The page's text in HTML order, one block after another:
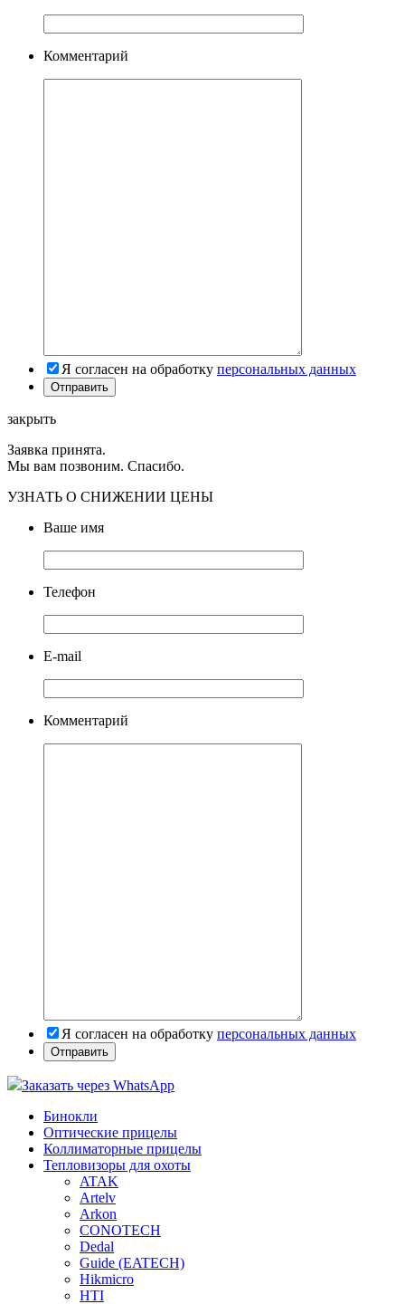
Комментарий
Я согласен на обработку персональных данных
закрыть
Заявка принята.
Мы вам позвоним. Спасибо.
УЗНАТЬ О СНИЖЕНИИ ЦЕНЫ
Ваше имя
Телефон
E-mail
Комментарий
Я согласен на обработку персональных данных
Заказать через WhatsApp
Бинокли
Оптические прицелы
Коллиматорные прицелы
Тепловизоры для охоты
ATAK
Artelv
Arkon
CONOTECH
Dedal
Guide (EATECH)
Hikmicro
HTI